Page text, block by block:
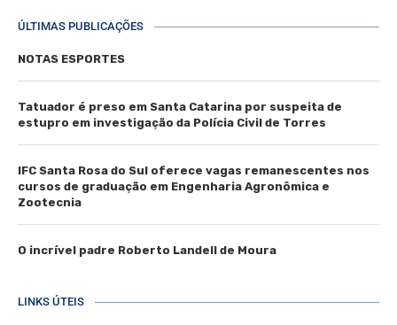
ÚLTIMAS PUBLICAÇÕES
NOTAS ESPORTES
Tatuador é preso em Santa Catarina por suspeita de
estupro em investigação da Polícia Civil de Torres
IFC Santa Rosa do Sul oferece vagas remanescentes nos
cursos de graduação em Engenharia Agronômica e
Zootecnia
O incrível padre Roberto Landell de Moura
LINKS ÚTEIS